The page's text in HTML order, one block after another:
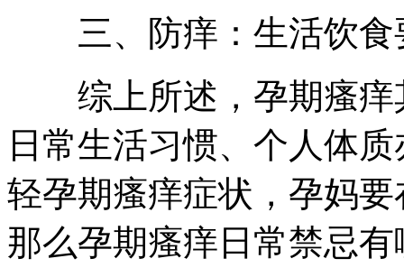
三、防痒：生活饮食
综上所述，孕期瘙痒
日常生活习惯、个人体
轻孕期瘙痒症状，孕妈
那么孕期瘙痒日常禁忌